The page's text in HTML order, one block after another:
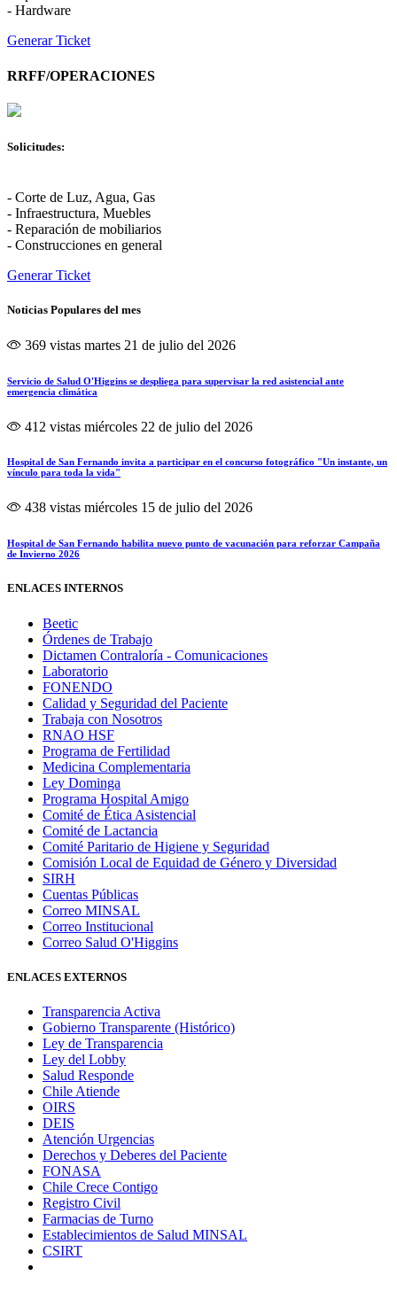
- Hardware
Generar Ticket
RRFF/OPERACIONES
Solicitudes:
- Corte de Luz, Agua, Gas
- Infraestructura, Muebles
- Reparación de mobiliarios
- Construcciones en general
Generar Ticket
Noticias Populares del mes
369 vistas martes 21 de julio del 2026
Servicio de Salud O'Higgins se despliega para supervisar la red asistencial ante
emergencia climática
412 vistas miércoles 22 de julio del 2026
Hospital de San Fernando invita a participar en el concurso fotográfico "Un instante, un
vínculo para toda la vida"
438 vistas miércoles 15 de julio del 2026
Hospital de San Fernando habilita nuevo punto de vacunación para reforzar Campaña
de Invierno 2026
ENLACES INTERNOS
Beetic
Órdenes de Trabajo
Dictamen Contraloría - Comunicaciones
Laboratorio
FONENDO
Calidad y Seguridad del Paciente
Trabaja con Nosotros
RNAO HSF
Programa de Fertilidad
Medicina Complementaria
Ley Dominga
Programa Hospital Amigo
Comité de Ética Asistencial
Comité de Lactancia
Comité Paritario de Higiene y Seguridad
Comisión Local de Equidad de Género y Diversidad
SIRH
Cuentas Públicas
Correo MINSAL
Correo Institucional
Correo Salud O'Higgins
ENLACES EXTERNOS
Transparencia Activa
Gobierno Transparente (Histórico)
Ley de Transparencia
Ley del Lobby
Salud Responde
Chile Atiende
OIRS
DEIS
Atención Urgencias
Derechos y Deberes del Paciente
FONASA
Chile Crece Contigo
Registro Civil
Farmacias de Turno
Establecimientos de Salud MINSAL
CSIRT